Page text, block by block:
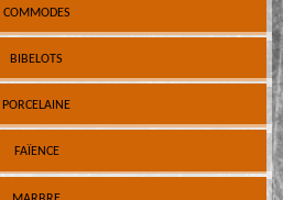
COMMODES
BIBELOTS
PORCELAINE
FAÏENCE